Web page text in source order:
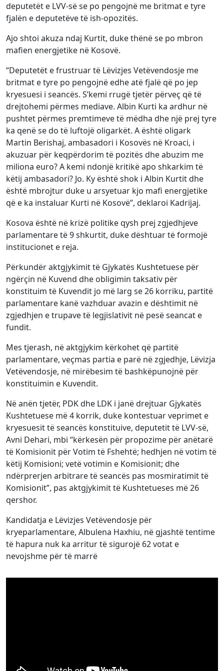
deputetët e LVV-së se po pengojnë me britmat e tyre
fjalën e deputetëve të ish-opozitës.
Ajo shtoi akuza ndaj Kurtit, duke thënë se po mbron
mafien energjetike në Kosovë.
“Deputetët e frustruar të Lëvizjes Vetëvendosje me
britmat e tyre po pengojnë edhe atë fjalë që po jep
kryesuesi i seancës. S’kemi rrugë tjetër përveç që të
drejtohemi përmes mediave. Albin Kurti ka ardhur në
pushtet përmes premtimeve të mëdha dhe një prej tyre
ka qenë se do të luftojë oligarkët. A është oligark
Martin Berishaj, ambasadori i Kosovës në Kroaci, i
akuzuar për keqpërdorim të pozitës dhe abuzim me
miliona euro? A kemi ndonjë kritikë apo shkarkim të
këtij ambasadori? Jo. Ky është shok i Albin Kurtit dhe
është mbrojtur duke u arsyetuar kjo mafi energjetike
që e ka instaluar Kurti në Kosovë”, deklaroi Kadrijaj.
Kosova është në krizë politike qysh prej zgjedhjeve
parlamentare të 9 shkurtit, duke dështuar të formojë
institucionet e reja.
Përkundër aktgjykimit të Gjykatës Kushtetuese për
ngërçin në Kuvend dhe obligimin taksativ për
konstituim të Kuvendit jo më larg se 26 korriku, partitë
parlamentare kanë vazhduar avazin e dështimit në
zgjedhjen e trupave të legjislativit në pesë seancat e
fundit.
Mes tjerash, në aktgjykim kërkohet që partitë
parlamentare, veçmas partia e parë në zgjedhje, Lëvizja
Vetëvendosje, në mirëbesim të bashkëpunojnë për
konstituimin e Kuvendit.
Në anën tjetër, PDK dhe LDK i janë drejtuar Gjykatës
Kushtetuese më 4 korrik, duke kontestuar veprimet e
kryesuesit të seancës konstituive, deputetit të LVV-së,
Avni Dehari, mbi “kërkesën për propozime për anëtarë
të Komisionit për Votim të Fshehtë; hedhjen në votim të
këtij Komisioni; vetë votimin e Komisionit; dhe
ndërprerjen arbitrare të seancës pas mosmiratimit të
Komisionit”, pas aktgjykimit të Kushtetueses më 26
qershor.
Kandidatja e Lëvizjes Vetëvendosje për
kryeparlamentare, Albulena Haxhiu, në gjashtë tentime
të hapura nuk ka arritur të sigurojë 62 votat e
nevojshme për të marrë